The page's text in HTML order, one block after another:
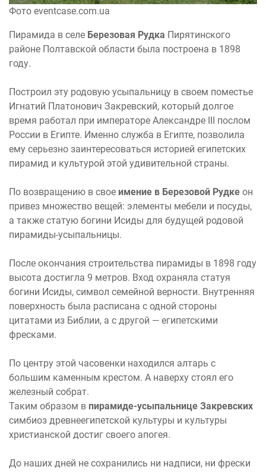
Фото eventcase.com.ua
Пирамида в селе Березовая Рудка Пирятинского
районе Полтавской области была построена в 1898
году.
Построил эту родовую усыпальницу в своем поместье
Игнатий Платонович Закревский, который долгое
время работал при императоре Александре III послом
России в Египте. Именно служба в Египте, позволила
ему серьезно заинтересоваться историей египетских
пирамид и культурой этой удивительной страны.
По возвращению в свое имение в Березовой Рудке он
привез множество вещей: элементы мебели и посуды,
а также статую богини Исиды для будущей родовой
пирамиды-усыпальницы.
После окончания строительства пирамиды в 1898 году
высота достигла 9 метров. Вход охраняла статуя
богини Исиды, символ семейной верности. Внутренняя
поверхность была расписана с одной стороны
цитатами из Библии, а с другой — египетскими
фресками.
По центру этой часовенки находился алтарь с
большим каменным крестом. А наверху стоял его
железный собрат.
Таким образом в пирамиде-усыпальнице Закревских
симбиоз древнеегипетской культуры и культуры
христианской достиг своего апогея.
До наших дней не сохранились ни надписи, ни фрески